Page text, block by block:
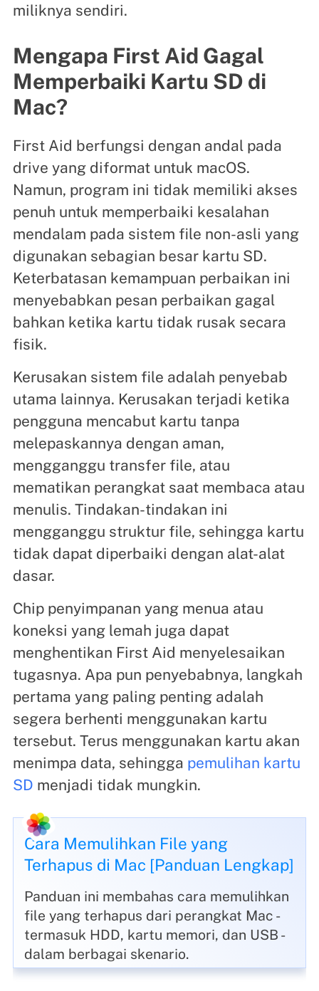
miliknya sendiri.
Mengapa First Aid Gagal
Memperbaiki Kartu SD di
Mac?
First Aid berfungsi dengan andal pada
drive yang diformat untuk macOS.
Namun, program ini tidak memiliki akses
penuh untuk memperbaiki kesalahan
mendalam pada sistem file non-asli yang
digunakan sebagian besar kartu SD.
Keterbatasan kemampuan perbaikan ini
menyebabkan pesan perbaikan gagal
bahkan ketika kartu tidak rusak secara
fisik.
Kerusakan sistem file adalah penyebab
utama lainnya. Kerusakan terjadi ketika
pengguna mencabut kartu tanpa
melepaskannya dengan aman,
mengganggu transfer file, atau
mematikan perangkat saat membaca atau
menulis. Tindakan-tindakan ini
mengganggu struktur file, sehingga kartu
tidak dapat diperbaiki dengan alat-alat
dasar.
Chip penyimpanan yang menua atau
koneksi yang lemah juga dapat
menghentikan First Aid menyelesaikan
tugasnya. Apa pun penyebabnya, langkah
pertama yang paling penting adalah
segera berhenti menggunakan kartu
tersebut. Terus menggunakan kartu akan
menimpa data, sehingga pemulihan kartu
SD menjadi tidak mungkin.
Cara Memulihkan File yang
Terhapus di Mac [Panduan Lengkap]
Panduan ini membahas cara memulihkan
file yang terhapus dari perangkat Mac -
termasuk HDD, kartu memori, dan USB -
dalam berbagai skenario.